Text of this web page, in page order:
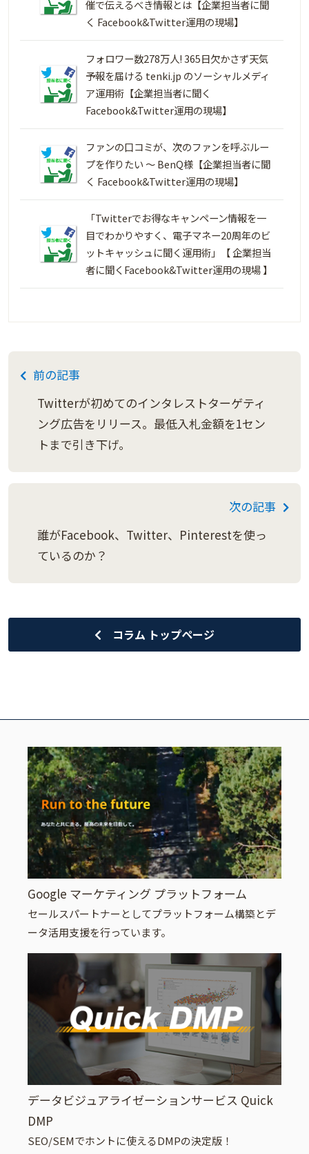
催で伝えるべき情報とは【企業担当者に聞
く Facebook&Twitter運用の現場】
フォロワー数278万人! 365日欠かさず天気
予報を届ける tenki.jp のソーシャルメディ
ア運用術【企業担当者に聞く
Facebook&Twitter運用の現場】
ファンの口コミが、次のファンを呼ぶルー
プを作りたい ～ BenQ様【企業担当者に聞
く Facebook&Twitter運用の現場】
「Twitterでお得なキャンペーン情報を一
目でわかりやすく、電子マネー20周年のビ
ットキャッシュに聞く運用術」【 企業担当
者に聞くFacebook&Twitter運用の現場 】
前の記事
Twitterが初めてのインタレストターゲティ
ング広告をリリース。最低入札金額を1セン
トまで引き下げ。
次の記事
誰がFacebook、Twitter、Pinterestを使っ
ているのか？
コラム トップページ
Google マーケティング プラットフォーム
セールスパートナーとしてプラットフォーム構築とデ
ータ活用支援を行っています。
データビジュアライゼーションサービス Quick
DMP
SEO/SEMでホントに使えるDMPの決定版！